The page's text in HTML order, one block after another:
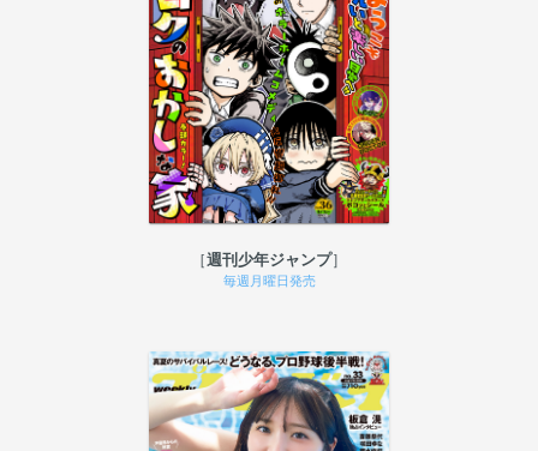
週刊少年ジャンプ
毎週月曜日発売